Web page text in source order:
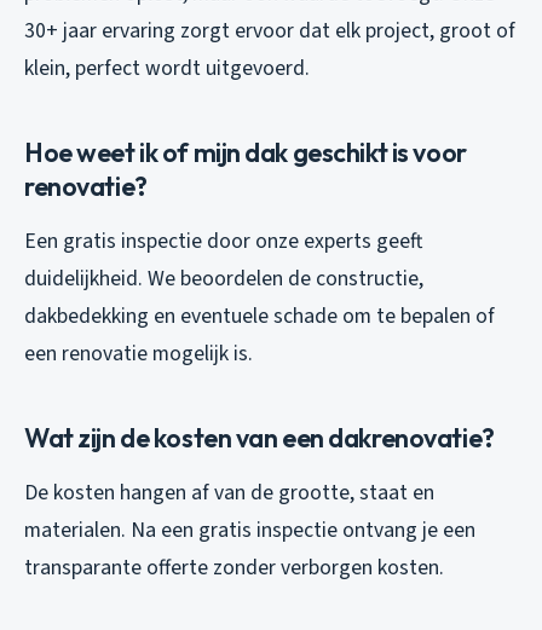
30+ jaar ervaring zorgt ervoor dat elk project, groot of
klein, perfect wordt uitgevoerd.
Hoe weet ik of mijn dak geschikt is voor
renovatie?
Een gratis inspectie door onze experts geeft
duidelijkheid. We beoordelen de constructie,
dakbedekking en eventuele schade om te bepalen of
een renovatie mogelijk is.
Wat zijn de kosten van een dakrenovatie?
De kosten hangen af van de grootte, staat en
materialen. Na een gratis inspectie ontvang je een
transparante offerte zonder verborgen kosten.